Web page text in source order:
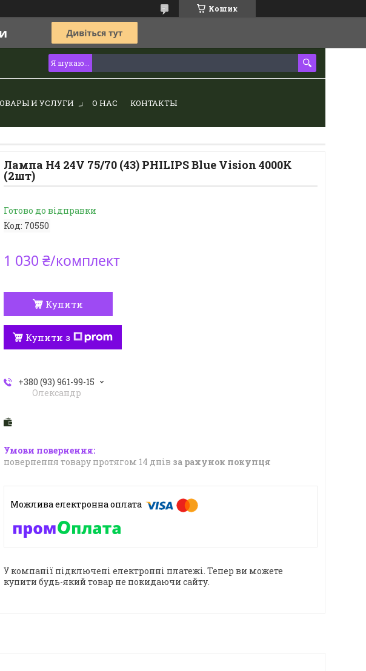
Кошик
И УСЛУГИ О НАС КОНТАКТЫ
Лампа Н4 24V 75/70 (43) PHILIPS Blue Vision 4000K
(2шт)
Готово до відправки
Код: 70550
1 030 ₴/комплект
Купити
Купити з
+380 (93) 961-99-15
Олександр
повернення товару протягом 14 днів за рахунок покупця
У компанії підключені електронні платежі. Тепер ви можете
купити будь-який товар не покидаючи сайту.